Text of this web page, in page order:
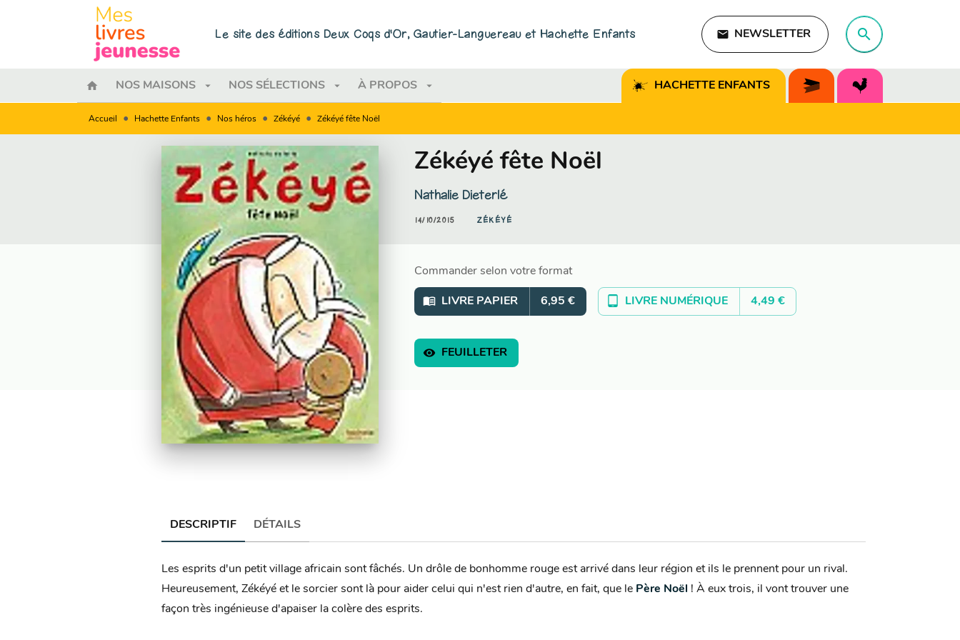
MENU
Le site des éditions Deux Coqs d'Or, Gautier-Languereau et Hachette Enfants email NEWSLETTER search
home NOS MAISONS arrow_drop_down NOS SÉLECTIONS arrow_drop_down À PROPOS arrow_drop_down HACHETTE ENFANTS
search
Accueil • Hachette Enfants • Nos héros • Zékéyé • Zékéyé fête Noël
Zékéyé fête Noël
Nathalie Dieterlé
14/10/2015 ZÉKÉYÉ
Commander selon votre format
menu_book LIVRE PAPIER 6,95 € tablet_android LIVRE NUMÉRIQUE 4,49 €
visibility FEUILLETER
DESCRIPTIF DÉTAILS
Les esprits d'un petit village africain sont fâchés. Un drôle de bonhomme rouge est arrivé dans leur région et ils le prennent pour un rival.
Heureusement, Zékéyé et le sorcier sont là pour aider celui qui n'est rien d'autre, en fait, que le Père Noël ! À eux trois, il vont trouver une
façon très ingénieuse d'apaiser la colère des esprits.